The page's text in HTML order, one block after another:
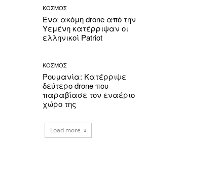
ΚΟΣΜΟΣ
Ένα ακόμη drone από την
Υεμένη κατέρριψαν οι
ελληνικοί Patriot
ΚΟΣΜΟΣ
Ρουμανία: Κατέρριψε
δεύτερο drone που
παραβίασε τον εναέριο
χώρο της
Load more